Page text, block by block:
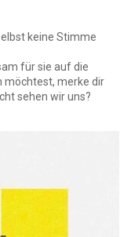
keine Stimme
für sie auf die
möchtest, merke dir
sehen wir uns?